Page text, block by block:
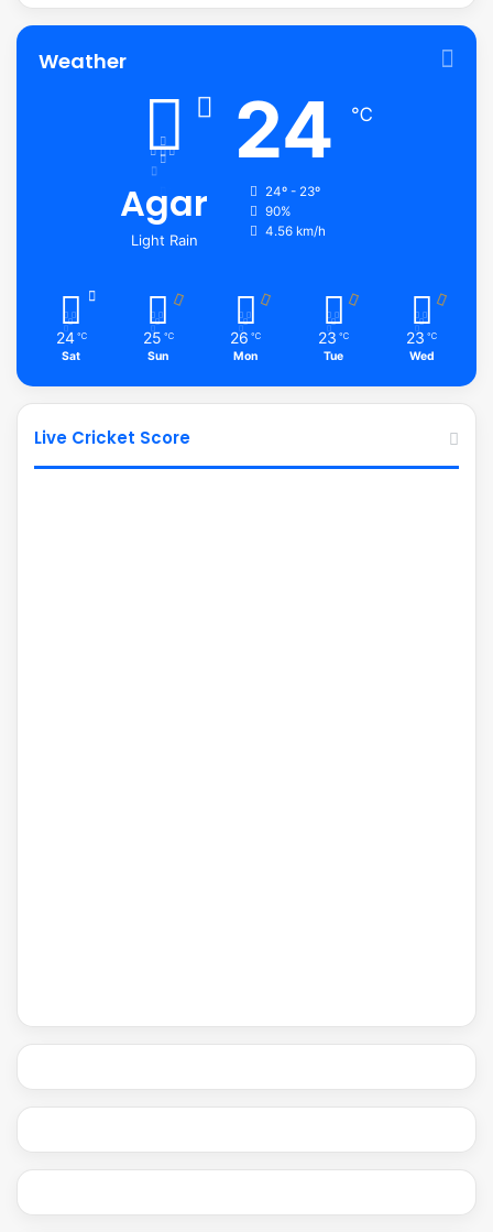
Weather
Agar
Light Rain
24 ℃
24º - 23º
90%
4.56 km/h
24 ℃
Sat
25 ℃
Sun
26 ℃
Mon
23 ℃
Tue
23 ℃
Wed
Live Cricket Score